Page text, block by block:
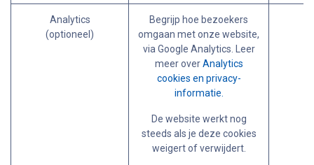
Analytics
(optioneel)
Begrijp hoe bezoekers
omgaan met onze website,
via Google Analytics. Leer
meer overAnalytics
cookies en privacy-
informatie.
De website werkt nog
steeds als je deze cookies
weigert of verwijdert.